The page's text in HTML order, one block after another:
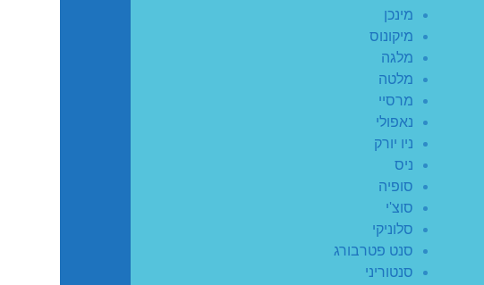
מינכן
מיקונוס
מלגה
מלטה
מרסיי
נאפולי
ניו יורק
ניס
סופיה
סוצ'י
סלוניקי
סנט פטרבורג
סנטוריני